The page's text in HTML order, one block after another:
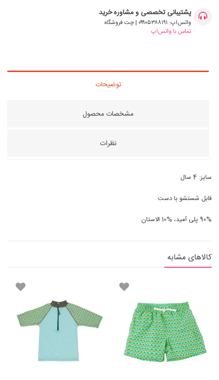
پشتیبانی تخصصی و مشاوره خرید
واتس‌اپ: ۰۹۹۰۵۳۸۸۱۹۱ | چت فروشگاه
تماس با واتس‌اپ
توضیحات
مشخصات محصول
نظرات
سایز: 4 سال
قابل شستشو با دست
90% پلی آمید، %10 الاستان
کالاهای مشابه